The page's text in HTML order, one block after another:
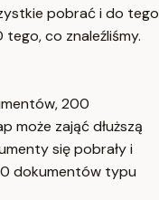
pobrać i do tego
tego, co znaleźliśmy.
200
może zająć dłuższą
się pobrały i
dokumentów typu